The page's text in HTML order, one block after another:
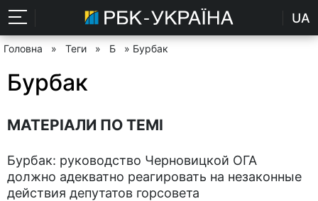
UA
Головна » Теги » Б » Бурбак
Бурбак
МАТЕРІАЛИ ПО ТЕМІ
Бурбак: руководство Черновицкой ОГА
должно адекватно реагировать на незаконные
действия депутатов горсовета